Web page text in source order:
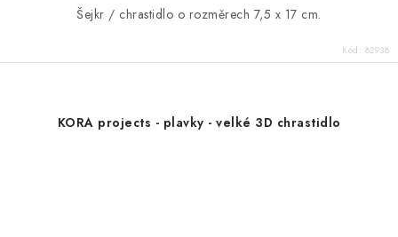
Šejkr / chrastidlo o rozměrech 7,5 x 17 cm.
Kód: 82938
KORA projects - plavky - velké 3D chrastidlo